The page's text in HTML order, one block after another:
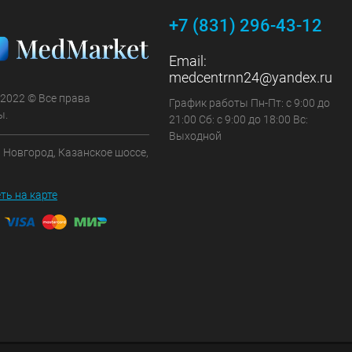
© Все права
Казанское шоссе,
на карте
+7 (831) 296-43-12
Email:
medcentrnn24@yandex.ru
График работы Пн-Пт: с 9:00 до
21:00 Сб: с 9:00 до 18:00 Вс:
Выходной